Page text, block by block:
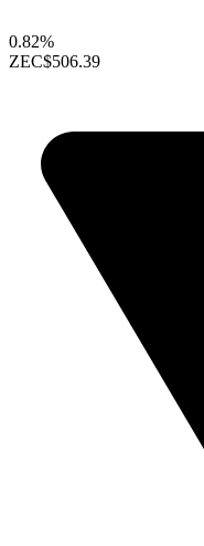
0.82%
ZEC$506.39